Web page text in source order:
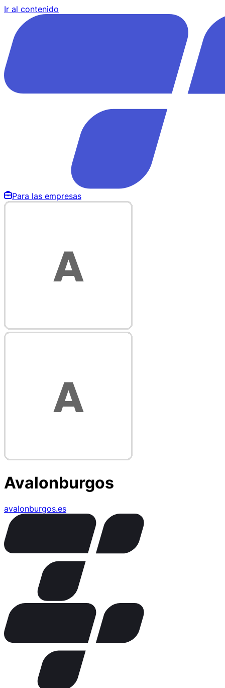
Ir al contenido
Para las empresas
Avalonburgos
avalonburgos.es